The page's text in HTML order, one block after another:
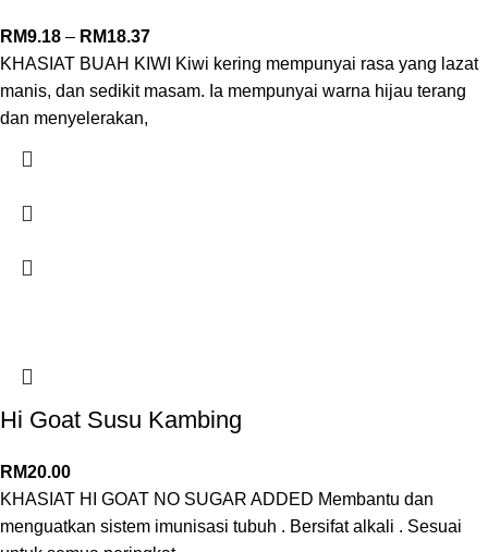
RM9.18 – RM18.37
KHASIAT BUAH KIWI Kiwi kering mempunyai rasa yang lazat
manis, dan sedikit masam. Ia mempunyai warna hijau terang
dan menyelerakan,
Hi Goat Susu Kambing
RM20.00
KHASIAT HI GOAT NO SUGAR ADDED Membantu dan
menguatkan sistem imunisasi tubuh . Bersifat alkali . Sesuai